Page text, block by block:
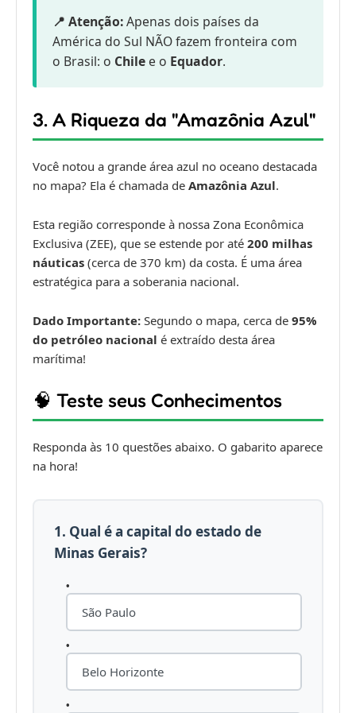
📍 Atenção:Apenas dois países da
América do Sul NÃO fazem fronteira com
o Brasil: o Chile e o Equador.
3. A Riqueza da "Amazônia Azul"
Você notou a grande área azul no oceano destacada
no mapa? Ela é chamada de Amazônia Azul.
Esta região corresponde à nossa Zona Econômica
Exclusiva (ZEE), que se estende por até 200 milhas
náuticas (cerca de 370 km) da costa. É uma área
estratégica para a soberania nacional.
Dado Importante: Segundo o mapa, cerca de 95%
do petróleo nacional é extraído desta área
marítima!
🧠 Teste seus Conhecimentos
Responda às 10 questões abaixo. O gabarito aparece
na hora!
1. Qual é a capital do estado de
Minas Gerais?
São Paulo
Belo Horizonte